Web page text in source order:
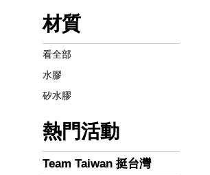
材質
看全部
水膠
矽水膠
熱門活動
Team Taiwan 挺台灣